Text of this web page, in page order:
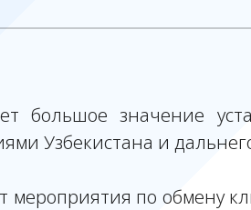
большое значение
Узбекистана и
мероприятия по обмену